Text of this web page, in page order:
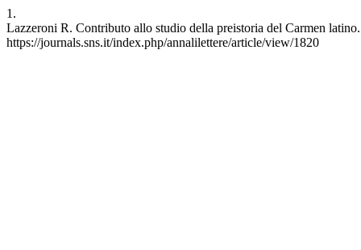
1.
Lazzeroni R. Contributo allo studio della preistoria del Carmen
https://journals.sns.it/index.php/annalilettere/article/view/1820